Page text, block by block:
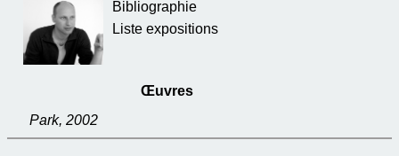
Bibliographie
Liste expositions
Œuvres
Park, 2002